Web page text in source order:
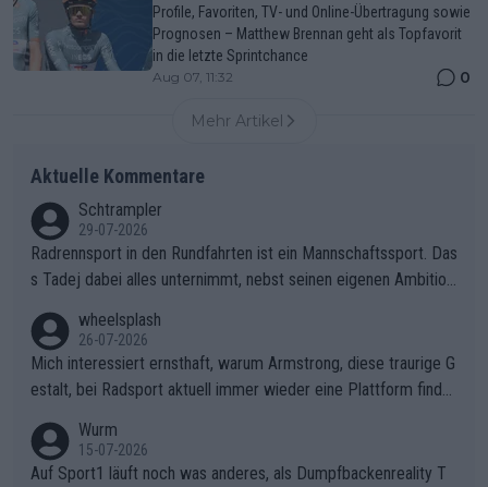
Profile, Favoriten, TV- und Online-Übertragung sowie
Prognosen – Matthew Brennan geht als Topfavorit
in die letzte Sprintchance
Aug 07, 11:32 0
Mehr Artikel
Aktuelle Kommentare
Schtrampler
29-07-2026
Radrennsport in den Rundfahrten ist ein Mannschaftssport. Das
s Tadej dabei alles unternimmt, nebst seinen eigenen Ambition
ganze Team auch mental stark zu machen und konkret am Erf
olg teilzuhaben, ist ihm ganz hoch anzurechnen. Das ist ein Zei
chen weit über den Radsport hinaus.
wheelsplash
26-07-2026
Mich interessiert ernsthaft, warum Armstrong, diese traurige G
estalt, bei Radsport aktuell immer wieder eine Plattform finde
Wurm
15-07-2026
Auf Sport1 läuft noch was anderes, als Dumpfbackenreality T